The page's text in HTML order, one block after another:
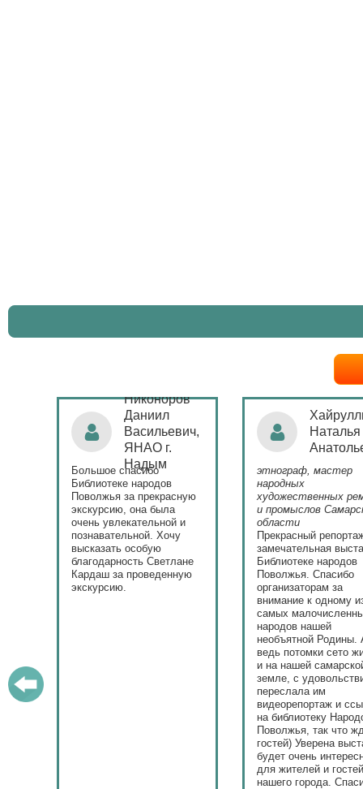
Никоноров
Даниил
Васильевич,
ЯНАО г.
Надым
Большое спасибо
Библиотеке народов
Поволжья за прекрасную
экскурсию, она была
очень увлекательной и
познавательной. Хочу
высказать особую
благодарность Светлане
Кардаш за проведенную
экскурсию.
Наталья
этнограф, мастер
народных
художественных
и промыслов
области
Прекрасный
замечательная
Библиотеке народов
Поволжья. Спасибо
организаторам за
внимание к одному
самых
народов нашей
необъятной Родины.
ведь потомки сето
и на нашей
земле, с
переслала им
видеорепортаж и
на библиотеку
Поволжья, так что
гостей) Уверена
будет очень
для жителей и
нашего города.